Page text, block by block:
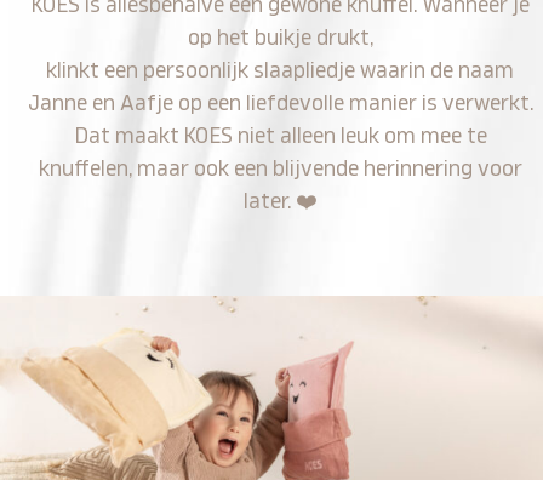
KOES is allesbehalve een gewone knuffel. Wanneer je
op het buikje drukt,
klinkt een persoonlijk slaapliedje waarin de naam
Janne en Aafje op een liefdevolle manier is verwerkt.
Dat maakt KOES niet alleen leuk om mee te
knuffelen, maar ook een blijvende herinnering voor
later. ❤️